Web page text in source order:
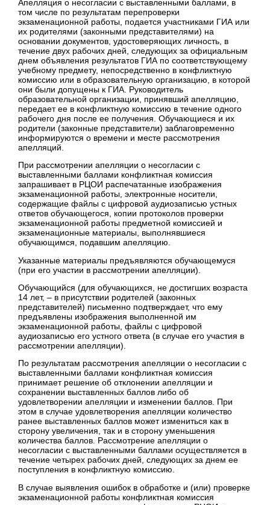
Апелляция о несогласии с выставленными баллами, в
том числе по результатам перепроверки
экзаменационной работы, подается участниками ГИА или
их родителями (законными представителями) на
основании документов, удостоверяющих личность, в
течение двух рабочих дней, следующих за официальным
днем объявления результатов ГИА по соответствующему
учебному предмету, непосредственно в конфликтную
комиссию или в образовательную организацию, в которой
они были допущены к ГИА. Руководитель
образовательной организации, принявший апелляцию,
передает ее в конфликтную комиссию в течение одного
рабочего дня после ее получения. Обучающиеся и их
родители (законные представители) заблаговременно
информируются о времени и месте рассмотрения
апелляций.
При рассмотрении апелляции о несогласии с
выставленными баллами конфликтная комиссия
запрашивает в РЦОИ распечатанные изображения
экзаменационной работы, электронные носители,
содержащие файлы с цифровой аудиозаписью устных
ответов обучающегося, копии протоколов проверки
экзаменационной работы предметной комиссией и
экзаменационные материалы, выполнявшиеся
обучающимся, подавшим апелляцию.
Указанные материалы предъявляются обучающемуся
(при его участии в рассмотрении апелляции).
Обучающийся (для обучающихся, не достигших возраста
14 лет, – в присутствии родителей (законных
представителей) письменно подтверждает, что ему
предъявлены изображения выполненной им
экзаменационной работы, файлы с цифровой
аудиозаписью его устного ответа (в случае его участия в
рассмотрении апелляции).
По результатам рассмотрения апелляции о несогласии с
выставленными баллами конфликтная комиссия
принимает решение об отклонении апелляции и
сохранении выставленных баллов либо об
удовлетворении апелляции и изменении баллов. При
этом в случае удовлетворения апелляции количество
ранее выставленных баллов может измениться как в
сторону увеличения, так и в сторону уменьшения
количества баллов. Рассмотрение апелляции о
несогласии с выставленными баллами осуществляется в
течение четырех рабочих дней, следующих за днем ее
поступления в конфликтную комиссию.
В случае выявления ошибок в обработке и (или) проверке
экзаменационной работы конфликтная комиссия